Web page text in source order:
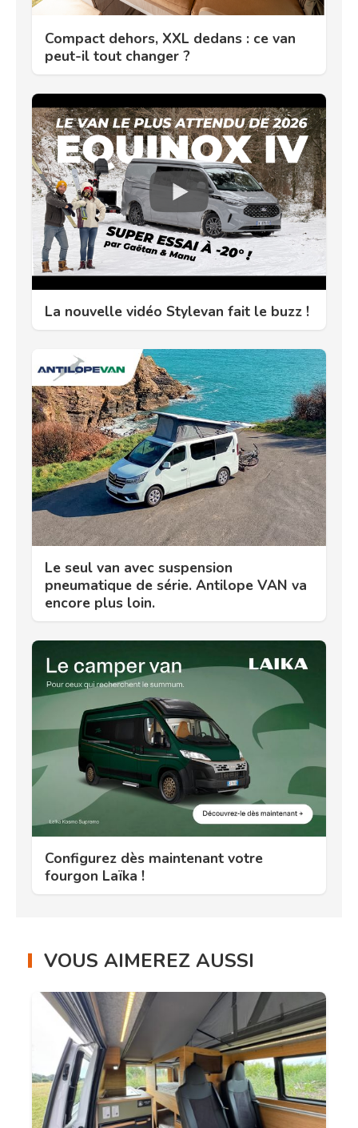
Compact dehors, XXL dedans : ce van
peut-il tout changer ?
La nouvelle vidéo Stylevan fait le buzz !
Le seul van avec suspension
pneumatique de série. Antilope VAN va
encore plus loin.
Configurez dès maintenant votre
fourgon Laïka !
VOUS AIMEREZ AUSSI